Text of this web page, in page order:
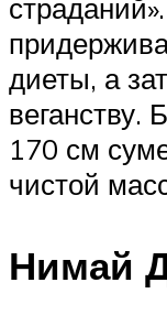
диеты, а
веганству.
170 см
чистой
Нимай